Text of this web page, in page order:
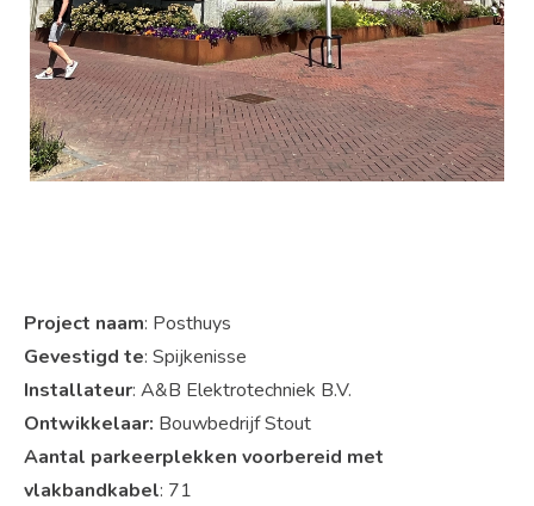
Project naam: Posthuys
Gevestigd te: Spijkenisse
Installateur: A&B Elektrotechniek B.V.
Ontwikkelaar: Bouwbedrijf Stout
Aantal parkeerplekken voorbereid met
vlakbandkabel: 71